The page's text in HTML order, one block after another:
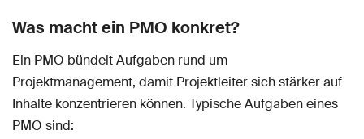
Was macht ein PMO konkret?
Ein PMO bündelt Aufgaben rund um
Projektmanagement, damit Projektleiter sich stärker auf
Inhalte konzentrieren können. Typische Aufgaben eines
PMO sind: